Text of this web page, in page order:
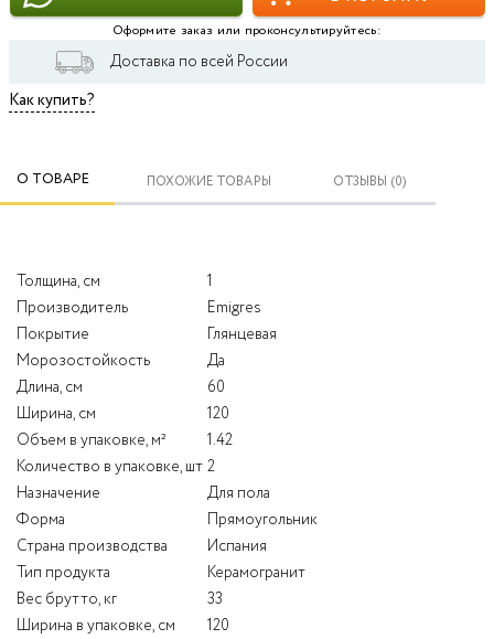
Оформите заказ или проконсультируйтесь:
Доставка по всей России
Как купить?
О ТОВАРЕ ПОХОЖИЕ ТОВАРЫ ОТЗЫВЫ (0)
Толщина, см
1
Производитель
Emigres
Покрытие
Глянцевая
Морозостойкость
Да
Длина, см
60
Ширина, см
120
Объем в упаковке, м²
1.42
Количество в упаковке, шт 2
Назначение
Для пола
Форма
Прямоугольник
Страна производства
Испания
Тип продукта
Керамогранит
Вес брутто, кг
33
Ширина в упаковке, см
120